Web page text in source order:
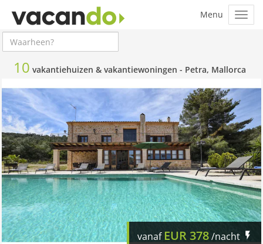
10 vakantiehuizen & vakantiewoningen - Petra, Mallorca
vanaf EUR378/nacht